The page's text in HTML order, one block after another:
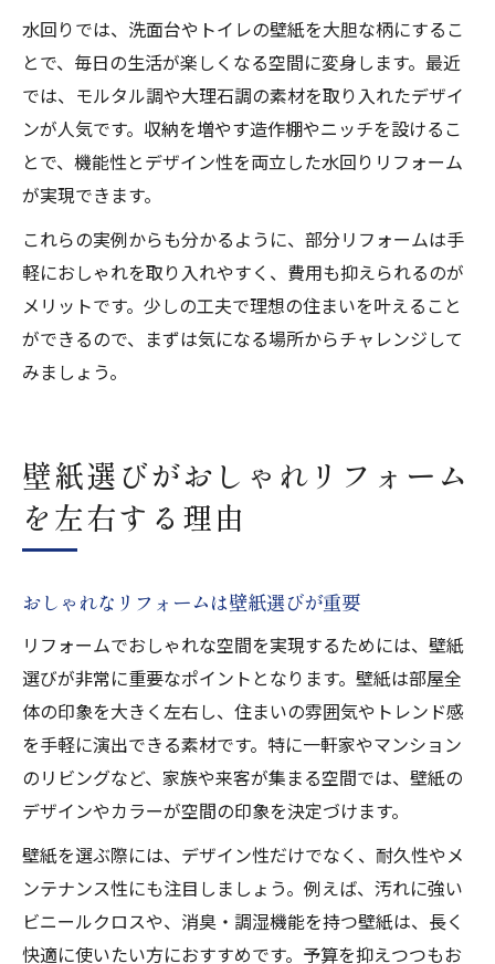
水回りでは、洗面台やトイレの壁紙を大胆な柄にするこ
とで、毎日の生活が楽しくなる空間に変身します。最近
では、モルタル調や大理石調の素材を取り入れたデザイ
ンが人気です。収納を増やす造作棚やニッチを設けるこ
とで、機能性とデザイン性を両立した水回りリフォーム
が実現できます。
これらの実例からも分かるように、部分リフォームは手
軽におしゃれを取り入れやすく、費用も抑えられるのが
メリットです。少しの工夫で理想の住まいを叶えること
ができるので、まずは気になる場所からチャレンジして
みましょう。
壁紙選びがおしゃれリフォーム
を左右する理由
おしゃれなリフォームは壁紙選びが重要
リフォームでおしゃれな空間を実現するためには、壁紙
選びが非常に重要なポイントとなります。壁紙は部屋全
体の印象を大きく左右し、住まいの雰囲気やトレンド感
を手軽に演出できる素材です。特に一軒家やマンション
のリビングなど、家族や来客が集まる空間では、壁紙の
デザインやカラーが空間の印象を決定づけます。
壁紙を選ぶ際には、デザイン性だけでなく、耐久性やメ
ンテナンス性にも注目しましょう。例えば、汚れに強い
ビニールクロスや、消臭・調湿機能を持つ壁紙は、長く
快適に使いたい方におすすめです。予算を抑えつつもお